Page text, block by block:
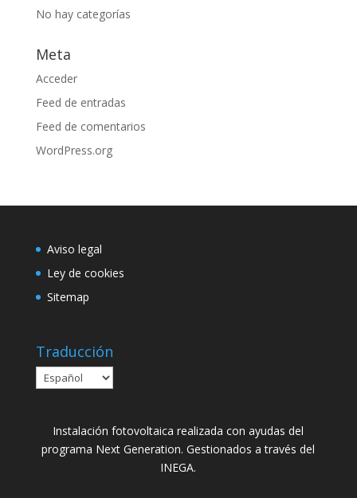
No hay categorías
Meta
Acceder
Feed de entradas
Feed de comentarios
WordPress.org
Aviso legal
Ley de cookies
Sitemap
Traducción
Instalación fotovoltaica realizada con ayudas del
programa Next Generation. Gestionados a través del
INEGA.